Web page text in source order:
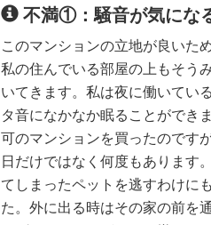
不満①：騒音が気にな
このマンションの立地が良いた
私の住んでいる部屋の上もそう
いてきます。私は夜に働いてい
タ音になかなか眠ることができ
可のマンションを買ったのです
日だけではなく何度もあります
てしまったペットを逃すわけに
た。外に出る時はその家の前を